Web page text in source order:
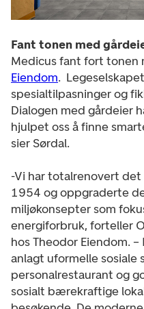
Fant tonen med
Medicus fant fort tonen
Eiendom.
spesialtilpasninger og
Dialogen med gårdeier
hjulpet oss å finne
sier Sørdal.
-Vi har totalrenovert
1954 og oppgraderte
miljøkonsepter som
energiforbruk, forteller
hos Theodor Eiendom.
anlagt uformelle sosiale
personalrestaurant og
sosialt bærekraftige